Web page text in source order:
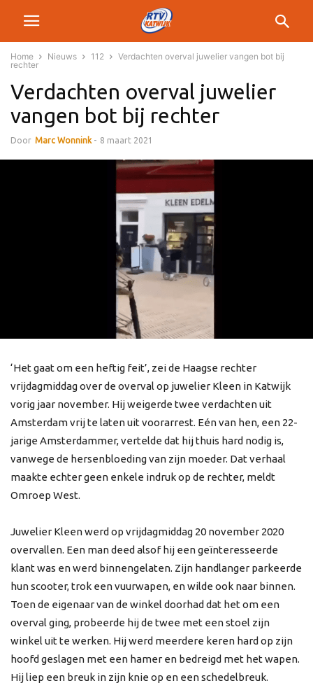
Home Nieuws 112
Verdachten overval juwelier vangen bot bij
rechter
Verdachten overval juwelier
vangen bot bij rechter
Door Marc Wonnink - 8 maart 2021
‘Het gaat om een heftig feit’, zei de Haagse rechter
vrijdagmiddag over de overval op juwelier Kleen in Katwijk
vorig jaar november. Hij weigerde twee verdachten uit
Amsterdam vrij te laten uit voorarrest. Eén van hen, een 22-
jarige Amsterdammer, vertelde dat hij thuis hard nodig is,
vanwege de hersenbloeding van zijn moeder. Dat verhaal
maakte echter geen enkele indruk op de rechter, meldt
Omroep West.
Juwelier Kleen werd op vrijdagmiddag 20 november 2020
overvallen. Een man deed alsof hij een geïnteresseerde
klant was en werd binnengelaten. Zijn handlanger parkeerde
hun scooter, trok een vuurwapen, en wilde ook naar binnen.
Toen de eigenaar van de winkel doorhad dat het om een
overval ging, probeerde hij de twee met een stoel zijn
winkel uit te werken. Hij werd meerdere keren hard op zijn
hoofd geslagen met een hamer en bedreigd met het wapen.
Hij liep een breuk in zijn knie op en een schedelbreuk.